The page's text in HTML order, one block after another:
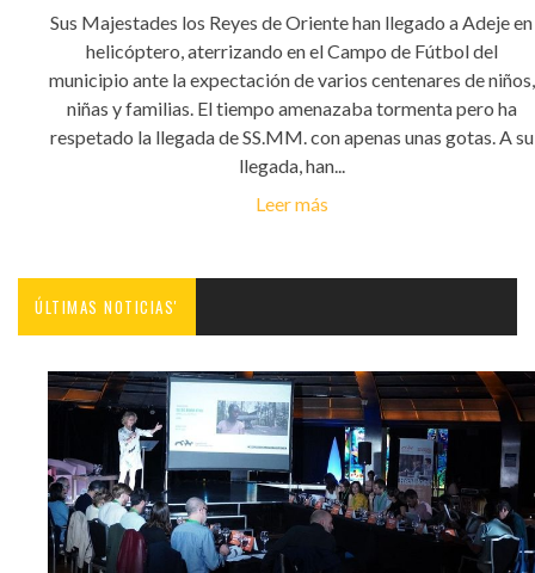
Sus Majestades los Reyes de Oriente han llegado a Adeje en
helicóptero, aterrizando en el Campo de Fútbol del
municipio ante la expectación de varios centenares de niños,
niñas y familias. El tiempo amenazaba tormenta pero ha
respetado la llegada de SS.MM. con apenas unas gotas. A su
llegada, han...
Leer más
ÚLTIMAS NOTICIAS'